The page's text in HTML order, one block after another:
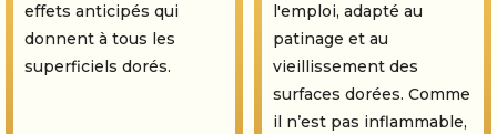
effets anticipés qui
donnent à tous les
superficiels dorés.
l'emploi, adapté au
patinage et au
vieillissement des
surfaces dorées. Comme
il n’est pas inflammable,